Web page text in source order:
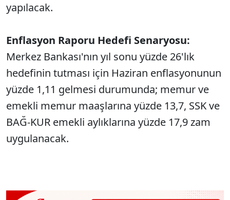
yapılacak.
Enflasyon Raporu Hedefi Senaryosu:
Merkez Bankası'nın yıl sonu yüzde 26'lık
hedefinin tutması için Haziran enflasyonunun
yüzde 1,11 gelmesi durumunda; memur ve
emekli memur maaşlarına yüzde 13,7, SSK ve
BAĞ-KUR emekli aylıklarına yüzde 17,9 zam
uygulanacak.